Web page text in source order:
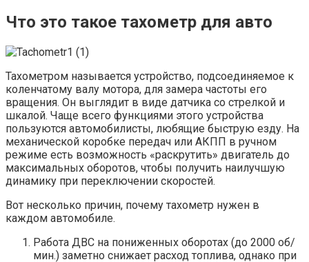
Что это такое тахометр для авто
Тахометром называется устройство, подсоединяемое к
коленчатому валу мотора, для замера частоты его
вращения. Он выглядит в виде датчика со стрелкой и
шкалой. Чаще всего функциями этого устройства
пользуются автомобилисты, любящие быструю езду. На
механической коробке передач или АКПП в ручном
режиме есть возможность «раскрутить» двигатель до
максимальных оборотов, чтобы получить наилучшую
динамику при переключении скоростей.
Вот несколько причин, почему тахометр нужен в
каждом автомобиле.
Работа ДВС на пониженных оборотах (до 2000 об/
мин.) заметно снижает расход топлива, однако при